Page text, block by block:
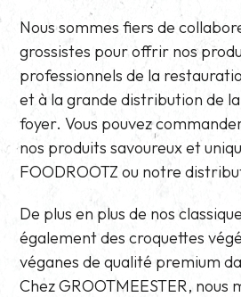
Nous sommes fiers de
grossistes pour offrir nos
professionnels de la
et à la grande distribution de
foyer. Vous pouvez
nos produits savoureux et
FOODROOTZ ou notre
De plus en plus de nos
également des croquettes
véganes de qualité premium
Chez GROOTMEESTER, nous